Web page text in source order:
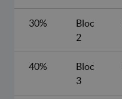
30%
Bloc
2
40%
Bloc
3